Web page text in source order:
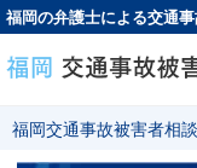
福岡の弁護士による交通
福岡交通事故被害者相